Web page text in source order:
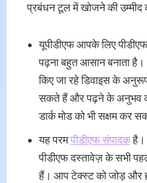
प्रबंधन टूल में खोजने की उम्मीद
यूपीडीएफ आपके लिए
पढ़ना बहुत आसान बनाता है।
किए जा रहे डिवाइस के
सकते हैं और पढ़ने के अनुभव
डार्क मोड को भी सक्षम कर
यह परमपीडीएफ संपादकहै।
पीडीएफ दस्तावेज़ के सभी
हैं। आप टेक्स्ट को जोड़ और